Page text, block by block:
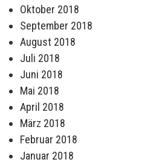
Oktober 2018
September 2018
August 2018
Juli 2018
Juni 2018
Mai 2018
April 2018
März 2018
Februar 2018
Januar 2018